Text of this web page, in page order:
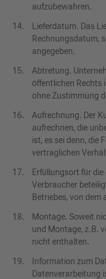
aufzubewahren.
Lieferdatum. Das
Rechnungsdatum,
angegeben.
Abtretung.
öffentlichen Rechts
ohne Zustimmung
Aufrechnung. Der
aufrechnen, die
ist, es sei denn, die
vertraglichen
Erfüllungsort für
Verbraucher
Betriebes, von
Montage. Soweit
und Montage, z.B.
nicht enthalten.
Information zum
Datenverarbeitung